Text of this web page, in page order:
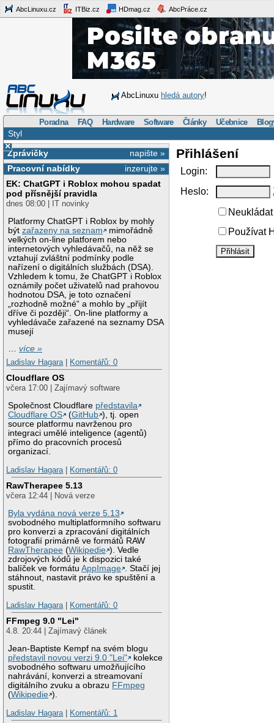
AbcLinuxu.cz ITBiz.cz HDmag.cz AbcPráce.cz
AbcLinuxu hledá autory!
Poradna FAQ Hardware Software Články Učebnice
Styl
×
napište »
Zprávičky
inzerujte »
Pracovní nabídky
EK: ChatGPT i Roblox mohou spadat
pod přísnější pravidla
dnes 08:00 | IT novinky
Platformy ChatGPT i Roblox by mohly
býtzařazeny na seznam
mimořádně
velkých on-line platforem nebo
internetových vyhledávačů, na něž se
vztahují zvláštní podmínky podle
nařízení o digitálních službách (DSA).
Vzhledem k tomu, že ChatGPT i Roblox
oznámily počet uživatelů nad prahovou
hodnotou DSA, je toto označení
„rozhodně možné“ a mohlo by „přijít
dříve či později“. On-line platformy a
vyhledávače zařazené na seznamy DSA
musejí
…více »
Ladislav Hagara
Komentářů: 0
Cloudflare OS
včera 17:00 | Zajímavý software
Společnost Cloudflare představila
Cloudflare OS
(GitHub ), tj. open
source platformu navrženou pro
integraci umělé inteligence (agentů)
přímo do pracovních procesů
organizací.
Ladislav Hagara
Komentářů: 0
RawTherapee 5.13
včera 12:44 | Nová verze
Byla vydána nová verze 5.13
svobodného multiplatformního softwaru
pro konverzi a zpracování digitálních
fotografií primárně ve formátů RAW
RawTherapee (Wikipedie ). Vedle
zdrojových kódů je k dispozici také
balíček ve formátuAppImage . Stačí jej
stáhnout, nastavit právo ke spuštění a
spustit.
Ladislav Hagara
Komentářů: 0
FFmpeg 9.0 "Lei"
4.8. 20:44 | Zajímavý článek
Jean-Baptiste Kempf na svém blogu
představil novou verzi 9.0 "Lei"
kolekce
svobodného softwaru umožňujícího
nahrávání, konverzi a streamovaní
digitálního zvuku a obrazu FFmpeg
(Wikipedie ).
Ladislav Hagara
Komentářů: 1
Přihlášení
Login:
Heslo:
Používat